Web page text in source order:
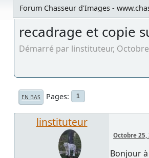
Forum Chasseur d'Images -
recadrage et copie
Démarré par linstituteur, Octobre
EN BAS Pages 1
linstituteur
Octobre 25,
Bonjour